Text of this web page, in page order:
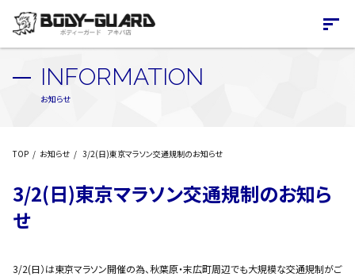
INFORMATION
お知らせ
TOP お知らせ 3/2(日)東京マラソン交通規制のお知らせ
3/2(日)東京マラソン交通規制のお知ら
せ
3/2(日）は東京マラソン開催の為、秋葉原・末広町周辺でも大規模な交通規制がご